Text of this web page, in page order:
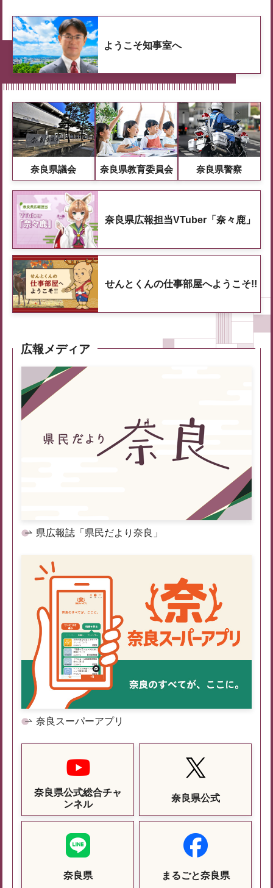
ようこそ知事室へ
奈良県議会 奈良県教育委員会 奈良県警察
奈良県広報担当VTuber「奈々鹿」
せんとくんの仕事部屋へようこそ!!
広報メディア
県広報誌「県民だより奈良」
奈良スーパーアプリ
奈良県公式総合チャ
ンネル
奈良県公式
奈良県 まるごと奈良県